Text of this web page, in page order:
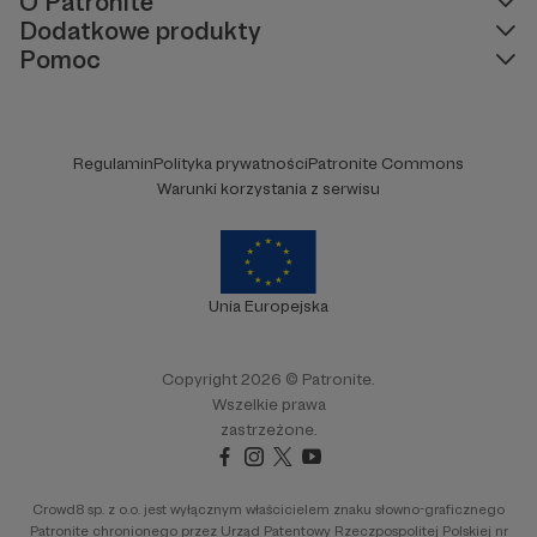
Dodatkowe produkty
Pomoc
RegulaminPolityka prywatnościPatronite Commons
Warunki korzystania z serwisu
Unia Europejska
Copyright 2026 © Patronite.
Wszelkie prawa
zastrzeżone.
Crowd8 sp. z o.o. jest wyłącznym właścicielem znaku słowno-graficznego
Patronite chronionego przez Urząd Patentowy Rzeczpospolitej Polskiej nr